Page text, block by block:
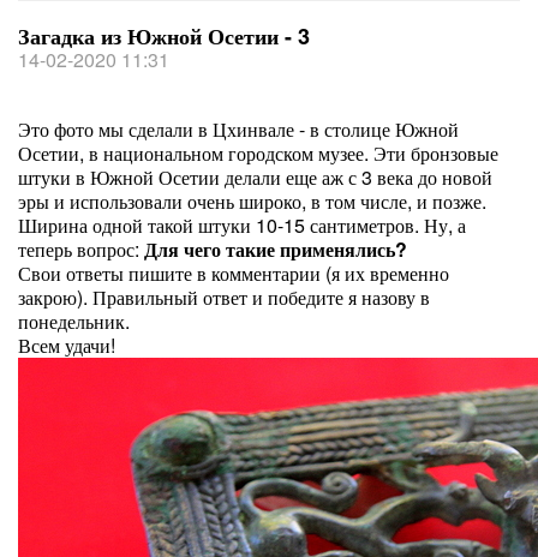
Загадка из Южной Осетии - 3
14-02-2020 11:31
Это фото мы сделали в Цхинвале - в столице Южной
Осетии, в национальном городском музее. Эти бронзовые
штуки в Южной Осетии делали еще аж с 3 века до новой
эры и использовали очень широко, в том числе, и позже.
Ширина одной такой штуки 10-15 сантиметров. Ну, а
теперь вопрос: Для чего такие применялись?
Свои ответы пишите в комментарии (я их временно
закрою). Правильный ответ и победите я назову в
понедельник.
Всем удачи!